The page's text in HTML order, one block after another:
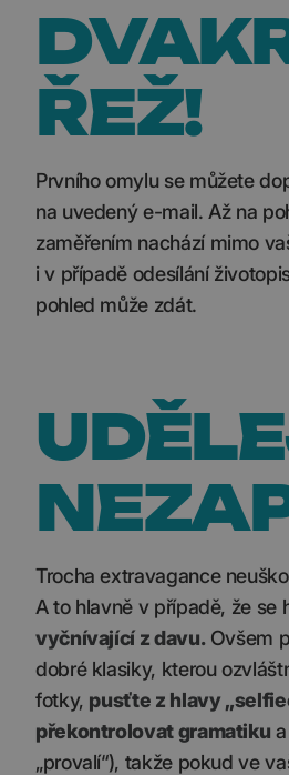
ŘEŽ!
Prvního omylu se můžete
na uvedený e-mail. Až na
zaměřením nachází mimo
i v případě odesílání
pohled může zdát.
Trocha extravagance
A to hlavně v případě, že se
vyčnívající z davu.Ovšem
dobré klasiky, kterou
fotky, pusťte z hlavy
překontrolovat gramatiku
„provalí“), takže pokud ve